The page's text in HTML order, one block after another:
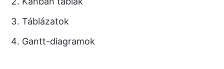
Táblázatok
Gantt-diagramok